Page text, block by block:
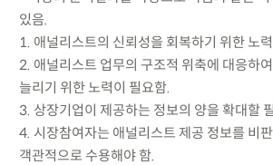
있음.
1. 애널리스트의 신뢰성을 회복하기 위한 노
2. 애널리스트 업무의 구조적 위축에 대응하
늘리기 위한 노력이 필요함.
3. 상장기업이 제공하는 정보의 양을 확대할
4. 시장참여자는 애널리스트 제공 정보를 비
객관적으로 수용해야 함.